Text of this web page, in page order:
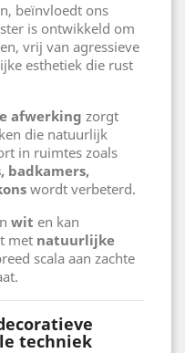
beïnvloedt ons
is ontwikkeld om
vrij van agressieve
esthetiek die rust
afwerking zorgt
die natuurlijk
in ruimtes zoals
badkamers,
wordt verbeterd.
wit en kan
met natuurlijke
scala aan zachte
techniek